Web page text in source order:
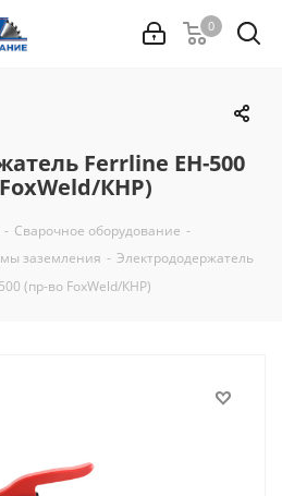
0
Ferrline EH-500
КНР)
- Сварочное оборудование -
заземления - Электрододержатель
(пр-во FoxWeld/КНР)